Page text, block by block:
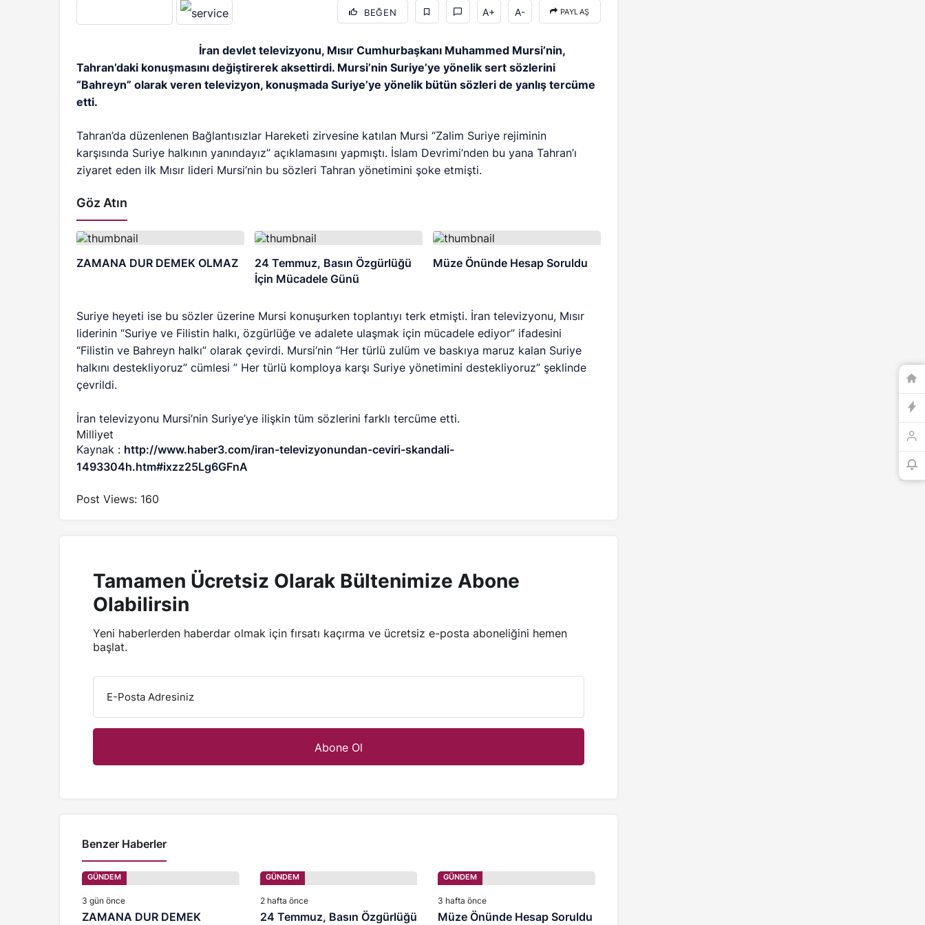
BEĞEN A+ A- PAYLAŞ
İran devlet televizyonu, Mısır Cumhurbaşkanı Muhammed Mursi’nin,
Tahran’daki konuşmasını değiştirerek aksettirdi. Mursi’nin Suriye’ye yönelik sert sözlerini
“Bahreyn” olarak veren televizyon, konuşmada Suriye’ye yönelik bütün sözleri de yanlış tercüme
etti.
Tahran’da düzenlenen Bağlantısızlar Hareketi zirvesine katılan Mursi “Zalim Suriye rejiminin
karşısında Suriye halkının yanındayız” açıklamasını yapmıştı. İslam Devrimi’nden bu yana Tahran’ı
ziyaret eden ilk Mısır lideri Mursi’nin bu sözleri Tahran yönetimini şoke etmişti.
Göz Atın
ZAMANA DUR DEMEK OLMAZ
24 Temmuz, Basın Özgürlüğü
İçin Mücadele Günü
Müze Önünde Hesap Soruldu
Suriye heyeti ise bu sözler üzerine Mursi konuşurken toplantıyı terk etmişti. İran televizyonu, Mısır
liderinin “Suriye ve Filistin halkı, özgürlüğe ve adalete ulaşmak için mücadele ediyor” ifadesini
“Filistin ve Bahreyn halkı” olarak çevirdi. Mursi’nin “Her türlü zulüm ve baskıya maruz kalan Suriye
halkını destekliyoruz” cümlesi ” Her türlü komploya karşı Suriye yönetimini destekliyoruz” şeklinde
çevrildi.
İran televizyonu Mursi’nin Suriye’ye ilişkin tüm sözlerini farklı tercüme etti.
Milliyet
Kaynak : http://www.haber3.com/iran-televizyonundan-ceviri-skandali-
1493304h.htm#ixzz25Lg6GFnA
Post Views: 160
Tamamen Ücretsiz Olarak Bültenimize Abone
Olabilirsin
Yeni haberlerden haberdar olmak için fırsatı kaçırma ve ücretsiz e-posta aboneliğini hemen
başlat.
E-Posta Adresiniz
Benzer Haberler
GÜNDEM
3 gün önce
ZAMANA DUR DEMEK
GÜNDEM
2 hafta önce
24 Temmuz, Basın Özgürlüğü
GÜNDEM
3 hafta önce
Müze Önünde Hesap Soruldu